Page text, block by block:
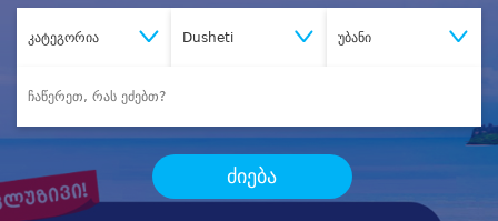
კატეგორია Dusheti უბანი
ძიება